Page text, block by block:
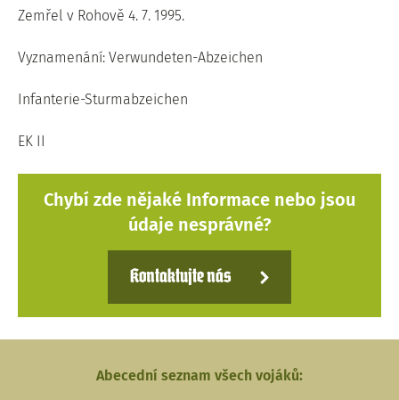
Zemřel v Rohově 4. 7. 1995.
Vyznamenání: Verwundeten-Abzeichen
Infanterie-Sturmabzeichen
EK II
Chybí zde nějaké Informace nebo jsou
údaje nesprávné?
Kontaktujte nás
Abecední seznam všech vojáků: